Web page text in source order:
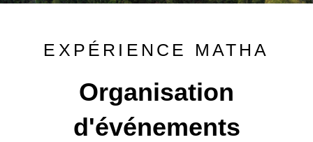
EXPÉRIENCE MATHA
Organisation
d'événements